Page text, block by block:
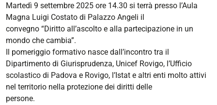
https://giuri.unife.it/it/eventi/diritto-
ascolto-
e-
partecipazione-
in-
un-
mondo-
che-
cambia
Martedì 9 settembre 2025 ore 14.30 si terrà presso l’Aula
Magna Luigi Costato di Palazzo Angeli il
convegno “Diritto all’ascolto e alla partecipazione in un
mondo che cambia”.
Il pomeriggio formativo nasce dall’incontro tra il
Dipartimento di Giurisprudenza, Unicef Rovigo, l’Ufficio
scolastico di Padova e Rovigo, l’Istat e altri enti molto attivi
nel territorio nella protezione dei diritti delle
persone.